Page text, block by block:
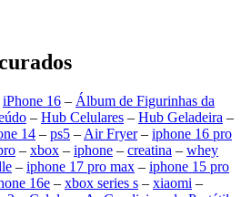
iPhone 16 – Álbum de Figurinhas da
– Hub Celulares – Hub Geladeira –
14 – ps5 – Air Fryer– iphone 16 pro
– xbox – iphone – creatina – whey
– iphone 17 pro max – iphone 15 pro
16e – xbox series s – xiaomi –